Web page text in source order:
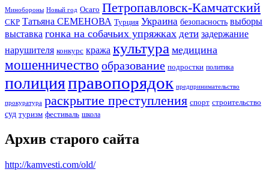
Минобороны Новый год Осаго Петропавловск-Камчатский
СКР Татьяна СЕМЕНОВА Турция Украина безопасность выборы
выставка гонка на собачьих упряжках дети задержание
нарушителя конкурс кража культура медицина
мошенничество образование подростки политика
полицияправопорядок предпринимательство
прокуратура раскрытие преступления спорт строительство
суд туризм фестиваль школа
Архив старого сайта
http://kamvesti.com/old/